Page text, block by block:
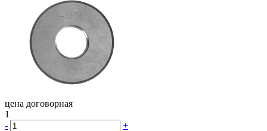
цена договорная
1
-
+